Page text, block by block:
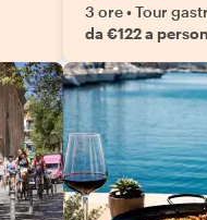
3 ore•Tour
da €122 a